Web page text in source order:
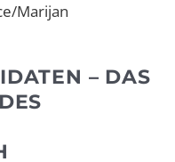
Marijan
– DAS